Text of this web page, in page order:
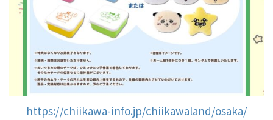
https://chiikawa-info.jp/chiikawaland/osaka/